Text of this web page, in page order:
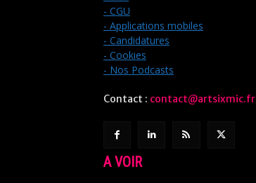
- CGU
- Applications mobiles
- Candidatures
- Cookies
- Nos Podcasts
Contact : contact@artsixmic.fr
A VOIR